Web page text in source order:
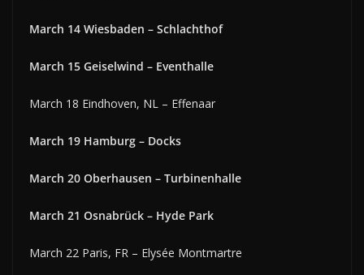
March 14 Wiesbaden – Schlachthof
March 15 Geiselwind – Eventhalle
March 18 Eindhoven, NL – Effenaar
March 19 Hamburg – Docks
March 20 Oberhausen – Turbinenhalle
March 21 Osnabrück – Hyde Park
March 22 Paris, FR – Elysée Montmartre